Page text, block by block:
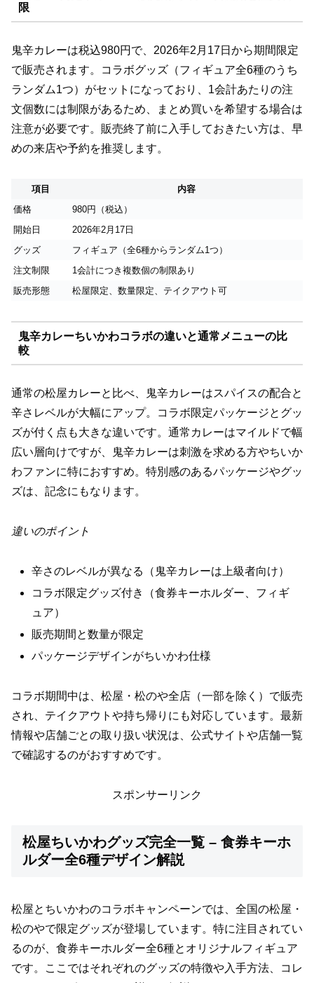
限
鬼辛カレーは税込980円で、2026年2月17日から期間限定
で販売されます。コラボグッズ（フィギュア全6種のうち
ランダム1つ）がセットになっており、1会計あたりの注
文個数には制限があるため、まとめ買いを希望する場合は
注意が必要です。販売終了前に入手しておきたい方は、早
めの来店や予約を推奨します。
項目
内容
価格
980円（税込）
開始日
2026年2月17日
グッズ
フィギュア（全6種からランダム1つ）
注文制限
1会計につき複数個の制限あり
販売形態
松屋限定、数量限定、テイクアウト可
鬼辛カレーちいかわコラボの違いと通常メニューの比
較
通常の松屋カレーと比べ、鬼辛カレーはスパイスの配合と
辛さレベルが大幅にアップ。コラボ限定パッケージとグッ
ズが付く点も大きな違いです。通常カレーはマイルドで幅
広い層向けですが、鬼辛カレーは刺激を求める方やちいか
わファンに特におすすめ。特別感のあるパッケージやグッ
ズは、記念にもなります。
違いのポイント
辛さのレベルが異なる（鬼辛カレーは上級者向け）
コラボ限定グッズ付き（食券キーホルダー、フィギ
ュア）
販売期間と数量が限定
パッケージデザインがちいかわ仕様
コラボ期間中は、松屋・松のや全店（一部を除く）で販売
され、テイクアウトや持ち帰りにも対応しています。最新
情報や店舗ごとの取り扱い状況は、公式サイトや店舗一覧
で確認するのがおすすめです。
スポンサーリンク
松屋ちいかわグッズ完全一覧 – 食券キーホ
ルダー全6種デザイン解説
松屋とちいかわのコラボキャンペーンでは、全国の松屋・
松のやで限定グッズが登場しています。特に注目されてい
るのが、食券キーホルダー全6種とオリジナルフィギュア
です。ここではそれぞれのグッズの特徴や入手方法、コレ